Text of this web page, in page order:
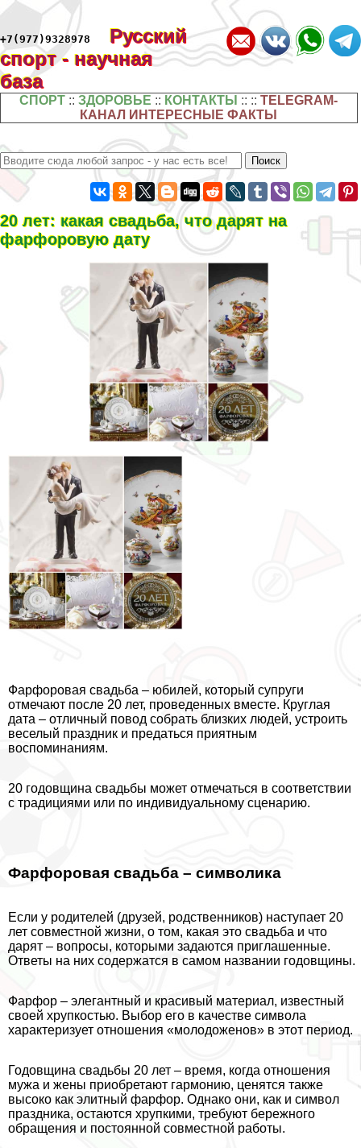
+7(977)9328978
Русский
спорт - научная
база
СПОРТ ::ЗДОРОВЬЕ :: КОНТАКТЫ :: ::TELEGRAM-
КАНАЛ ИНТЕРЕСНЫЕ ФАКТЫ
20 лет: какая свадьба, что дарят на
фарфоровую дату
Фарфоровая свадьба – юбилей, который супруги
отмечают после 20 лет, проведенных вместе. Круглая
дата – отличный повод собрать близких людей, устроить
веселый праздник и предаться приятным
воспоминаниям.
20 годовщина свадьбы может отмечаться в соответствии
с традициями или по индивидуальному сценарию.
Фарфоровая свадьба – символика
Если у родителей (друзей, родственников) наступает 20
лет совместной жизни, о том, какая это свадьба и что
дарят – вопросы, которыми задаются приглашенные.
Ответы на них содержатся в самом названии годовщины.
Фарфор – элегантный и красивый материал, известный
своей хрупкостью. Выбор его в качестве символа
хаpaктеризует отношения «молодоженов» в этот период.
Годовщина свадьбы 20 лет – время, когда отношения
мужа и жены приобретают гармонию, ценятся также
высоко как элитный фарфор. Однако они, как и символ
праздника, остаются хрупкими, требуют бережного
обращения и постоянной совместной работы.